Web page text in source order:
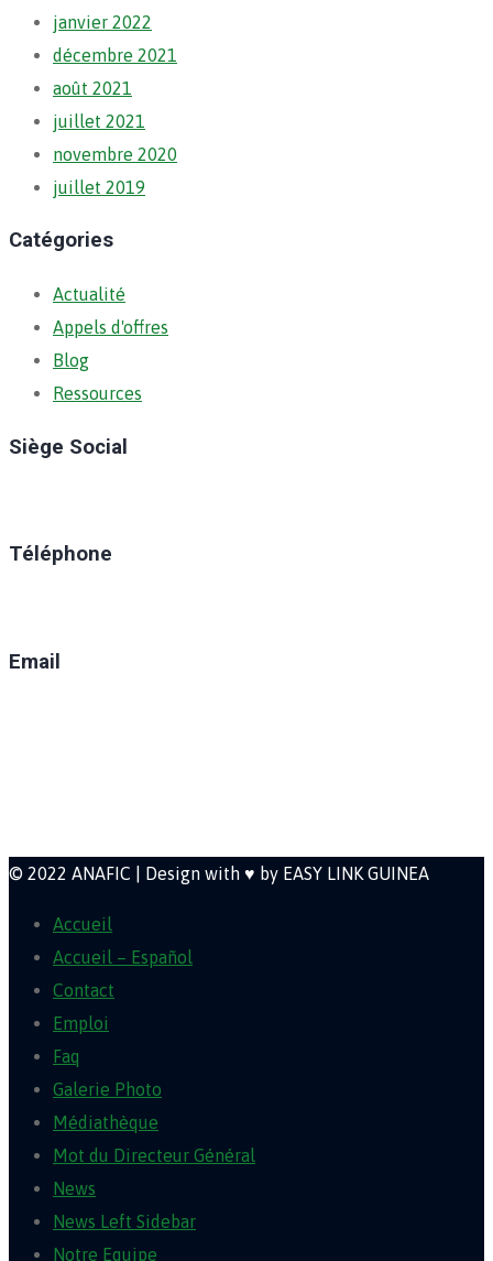
janvier 2022
décembre 2021
août 2021
juillet 2021
novembre 2020
juillet 2019
Catégories
Actualité
Appels d'offres
Blog
Ressources
Siège Social
Téléphone
Email
© 2022 ANAFIC | Design with ♥ by EASY LINK GUINEA
Accueil
Accueil – Español
Contact
Emploi
Faq
Galerie Photo
Médiathèque
Mot du Directeur Général
News
News Left Sidebar
Notre Equipe